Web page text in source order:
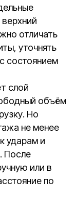
отличать
уточнять
состоянием
слой
объём
Но
не менее
ударам и
После
или в
по